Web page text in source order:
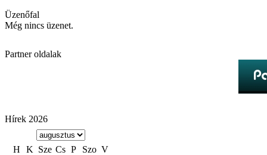
Üzenőfal
Még nincs üzenet.
Partner oldalak
Hírek 2026
H K Sze Cs P Szo V